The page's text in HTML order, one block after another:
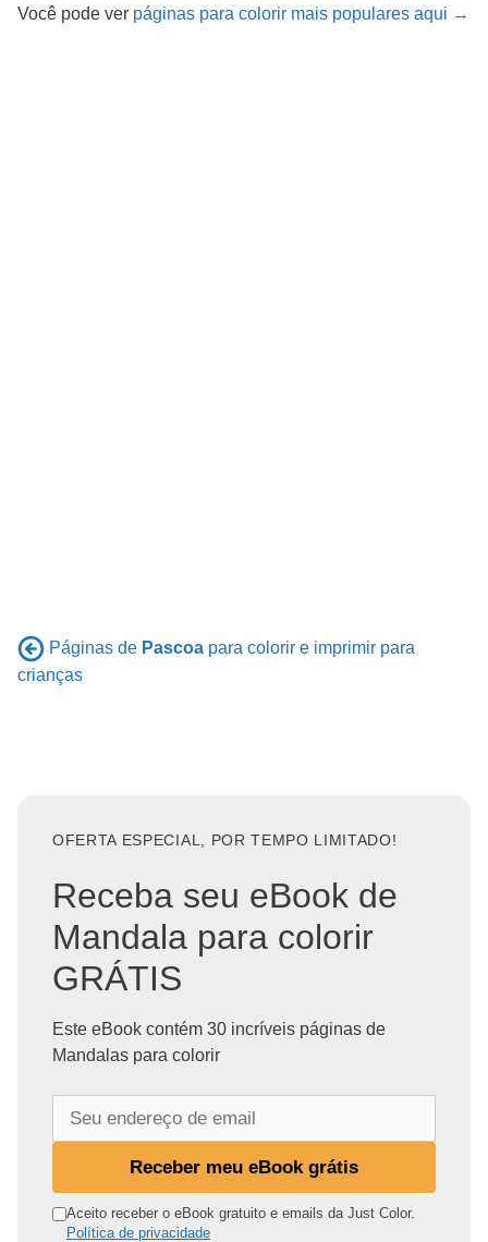
Você pode ver páginas para colorir mais populares aqui →
Páginas de Pascoa para colorir e imprimir para
crianças
OFERTA ESPECIAL, POR TEMPO LIMITADO!
Receba seu eBook de
Mandala para colorir
GRÁTIS
Este eBook contém 30 incríveis páginas de
Mandalas para colorir
n
Receber meu eBook grátis
Aceito receber o eBook gratuito e emails da Just Color.
Política de privacidade